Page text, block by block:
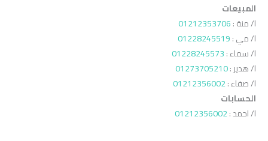
المبيعات
ا/ منة :01212353706
ا/ مي :01228245519
ا/ سماء :01228245573
ا/ هدير :01273705210
ا/ صفاء :01212356002
الحسابات
ا/ احمد :01212356002